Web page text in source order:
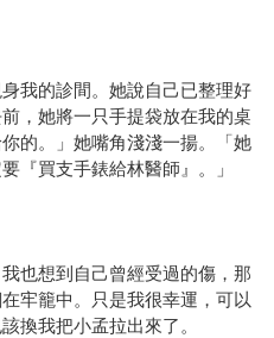
我的診間。她說自己已整理好
，她將一只手提袋放在我的桌
的。」她嘴角淺淺一揚。「她
『買支手錶給林醫師』。」
也想到自己曾經受過的傷，那
牢籠中。只是我很幸運，可以
換我把小孟拉出來了。